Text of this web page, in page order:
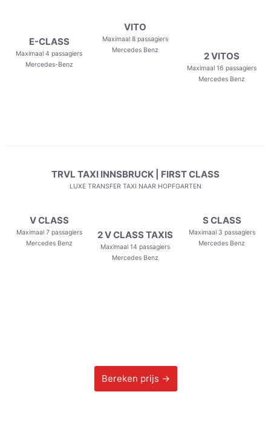
E-CLASS
Maximaal 4 passagiers
Mercedes-Benz
VITO
Maximaal 8 passagiers
Mercedes Benz
2 VITOS
Maximaal 16 passagiers
Mercedes Benz
TRVL TAXI INNSBRUCK | FIRST CLASS
LUXE TRANSFER TAXI NAAR HOPFGARTEN
V CLASS
Maximaal 7 passagiers
Mercedes Benz
2 V CLASS TAXIS
Maximaal 14 passagiers
Mercedes Benz
S CLASS
Maximaal 3 passagiers
Mercedes Benz
Bereken prijs →